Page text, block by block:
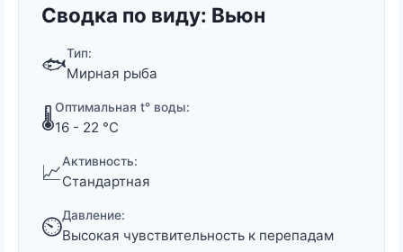
Сводка по виду: Вьюн
🐟Тип:
Мирная рыба
🌡️Оптимальная t° воды:
16 - 22 °C
📈Активность:
Стандартная
⏲️Давление:
Высокая чувствительность к перепадам